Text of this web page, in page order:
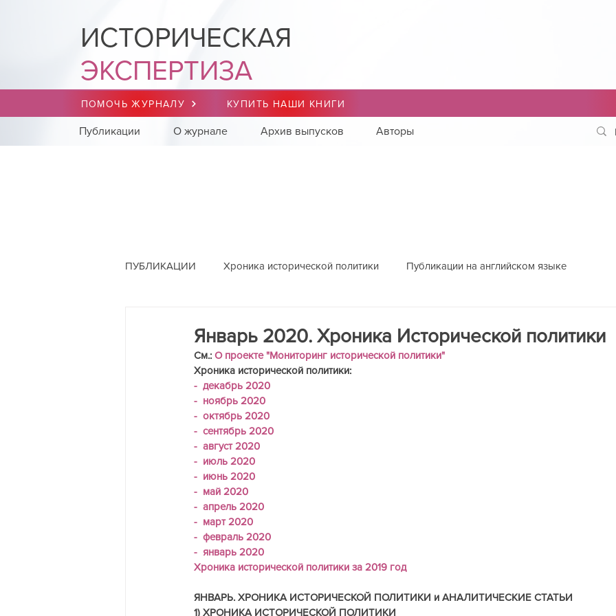
ИСТОРИЧЕСКАЯ
ЭКСПЕРТИЗА
ПОМОЧЬ ЖУРНАЛУ КУПИТЬ НАШИ КНИГИ
Публикации О журнале Архив выпусков Авторы
ПУБЛИКАЦИИ Хроника исторической политики Публикации на английском языке
Январь 2020. Хроника Исторической политики
См.: О проекте "Мониторинг исторической политики"
Хроника исторической политики:
-  декабрь 2020
-  ноябрь 2020
-  октябрь 2020
-  сентябрь 2020
-  август 2020
-  июль 2020
-  июнь 2020
-  май 2020
-  апрель 2020
-  март 2020
-  февраль 2020
-  январь 2020
Хроника исторической политики за 2019 год
ЯНВАРЬ. ХРОНИКА ИСТОРИЧЕСКОЙ ПОЛИТИКИ и АНАЛИТИЧЕСКИЕ СТАТЬИ
1) ХРОНИКА ИСТОРИЧЕСКОЙ ПОЛИТИКИ